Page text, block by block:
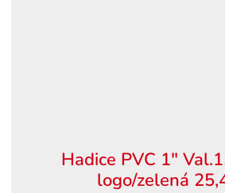
Hadice PVC 1"
logo/zelená